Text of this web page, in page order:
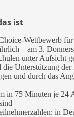
ist
Wettbewerb
– am 3.
unter Aufsicht
die Unterstützung
und durch das
in 75 Minuten je 24
in